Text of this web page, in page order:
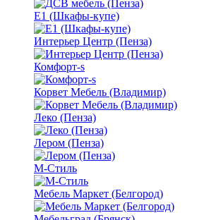
Е1 (Шкафы-купе)
Интерьер Центр (Пенза)
Комфорт-s
Корвет Мебель (Владимир)
Леко (Пенза)
Лером (Пенза)
М-Стиль
Мебель Маркет (Белгород)